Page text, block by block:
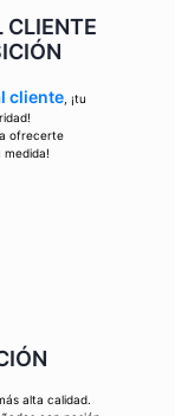
CLIENTE
cliente , ¡tu
ofrecerte
medida!
alta calidad.